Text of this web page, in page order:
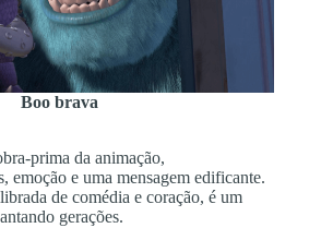
Boo brava
prima da animação,
emoção e uma mensagem edificante.
de comédia e coração, é um
gerações.